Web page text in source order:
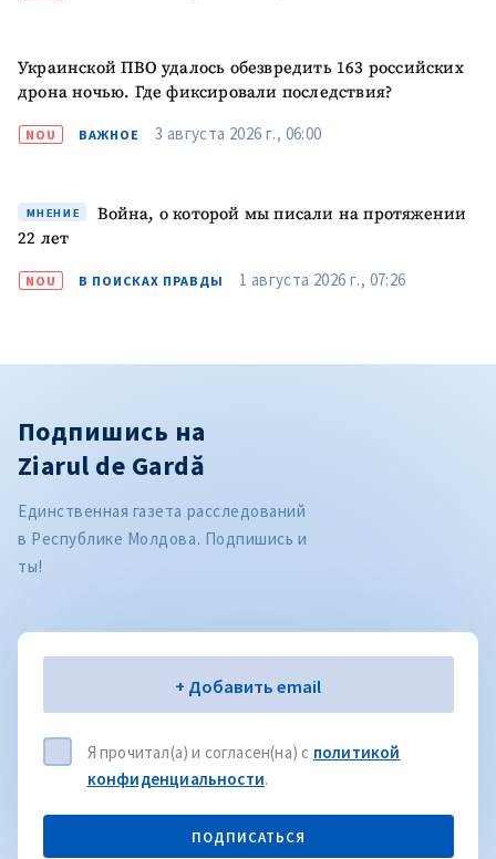
Украинской ПВО удалось обезвредить 163 российских
дрона ночью. Где фиксировали последствия?
NOU ВАЖНОЕ 3 августа 2026 г., 06:00
МНЕНИЕ
Война, о которой мы писали на протяжении
22 лет
NOU В ПОИСКАХ ПРАВДЫ 1 августа 2026 г., 07:26
Подпишись на
Ziarul de Gardă
Единственная газета расследований
в Республике Молдова. Подпишись и
ты!
Электронная почта+ Добавить email
Я прочитал(а) и согласен(на) с политикой
конфиденциальности.
ПОДПИСАТЬСЯ